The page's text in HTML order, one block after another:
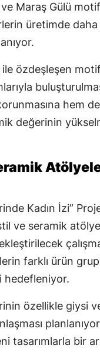
ve Maraş Gülü
üretimde
özdeşleşen
hem
değerinin
Kadın İzi”
ve seramik
farklı ürün
hedefleniyor.
özellikle giysi
tasarımlarla bir